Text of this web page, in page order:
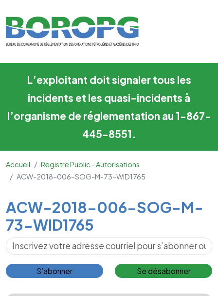
L’exploitant doit signaler tous les
incidents et les quasi-incidents à
l’organisme de réglementation au 1-867-
445-8551.
Accueil
Registre Public - Autorisations
ACW-2018-006-SOG-M-73-WID1765
Main Content
ACW-2018-006-SOG-M-
73-WID1765
S’abonner pour les mises à jour
S’abonner Se désabonner